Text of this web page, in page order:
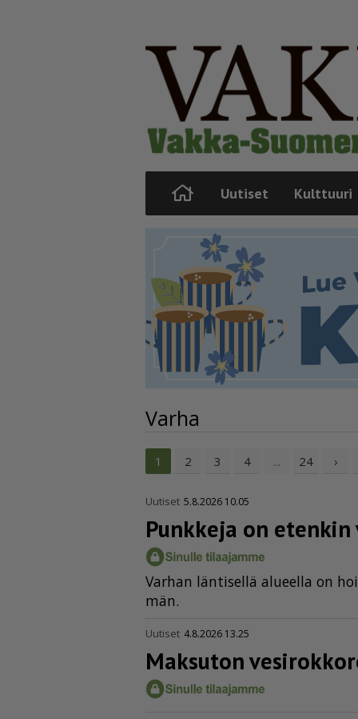
Uutiset Kulttuuri
Varha
1 2 3 4 ... 24 ›
Uutiset 5.8.2026 10.05
Punkkeja on
Var­han län­ti­sel­lä alu­eel­la on
män.
Uutiset 4.8.2026 13.25
Maksuton